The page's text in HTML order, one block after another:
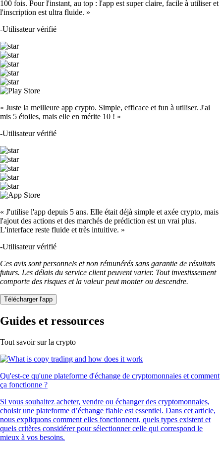
100 fois. Pour l'instant, au top : l'app est super claire, facile à utiliser et
l'inscription est ultra fluide. »
-Utilisateur vérifié
« Juste la meilleure app crypto. Simple, efficace et fun à utiliser. J'ai
mis 5 étoiles, mais elle en mérite 10 ! »
-Utilisateur vérifié
« J'utilise l'app depuis 5 ans. Elle était déjà simple et axée crypto, mais
l'ajout des actions et des marchés de prédiction est un vrai plus.
L'interface reste fluide et très intuitive. »
-Utilisateur vérifié
Ces avis sont personnels et non rémunérés sans garantie de résultats
futurs. Les délais du service client peuvent varier. Tout investissement
comporte des risques et la valeur peut monter ou descendre.
Télécharger l'app
Guides et ressources
Tout savoir sur la crypto
Qu'est-ce qu'une plateforme d'échange de cryptomonnaies et comment
ça fonctionne ?
Si vous souhaitez acheter, vendre ou échanger des cryptomonnaies,
choisir une plateforme d’échange fiable est essentiel. Dans cet article,
nous expliquons comment elles fonctionnent, quels types existent et
quels critères considérer pour sélectionner celle qui correspond le
mieux à vos besoins.